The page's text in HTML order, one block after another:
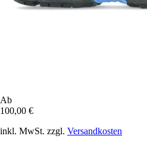
Ab
100,00 €
inkl. MwSt. zzgl. Versandkosten